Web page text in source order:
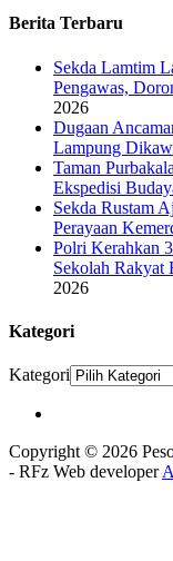
Berita Terbaru
Sekda Lamtim
Pengawas,
2026
Dugaan
Lampung
Taman
Ekspedisi
Sekda Rustam
Perayaan
Polri Kerahkan
Sekolah Rakyat
2026
Kategori
Kategori
Copyright © 2026
- RFz Web developer